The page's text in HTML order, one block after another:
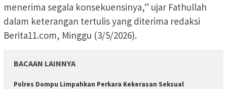
menerima segala konsekuensinya,” ujar Fathullah
dalam keterangan tertulis yang diterima redaksi
Berita11.com, Minggu (3/5/2026).
BACAAN LAINNYA
Polres Dompu Limpahkan Perkara Kekerasan Seksual